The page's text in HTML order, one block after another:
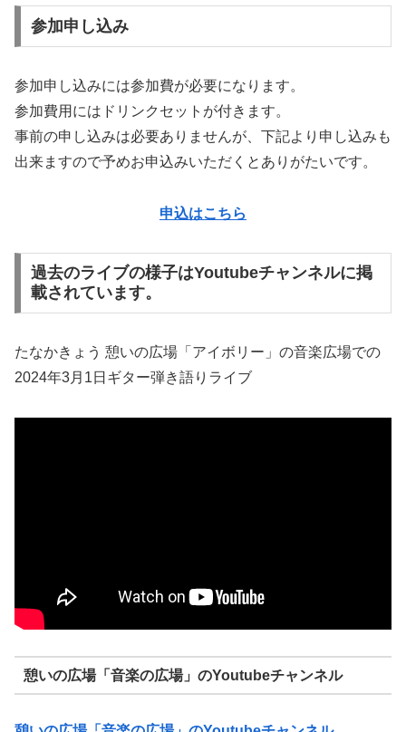
参加申し込み
参加申し込みには参加費が必要になります。
参加費用にはドリンクセットが付きます。
事前の申し込みは必要ありませんが、下記より申し込みも
出来ますので予めお申込みいただくとありがたいです。
申込はこちら
過去のライブの様子はYoutubeチャンネルに掲
載されています。
たなかきょう 憩いの広場「アイボリー」の音楽広場での
2024年3月1日ギター弾き語りライブ
憩いの広場「音楽の広場」のYoutubeチャンネル